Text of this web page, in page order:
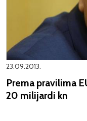
23.09.2013.
Prema pravilima
20 milijardi kn